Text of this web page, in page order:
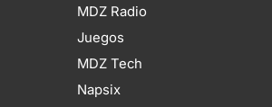
MDZ Radio
Juegos
MDZ Tech
Napsix